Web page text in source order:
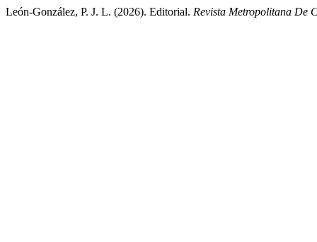
León-González, P. J. L. (2026). Editorial. Revista Metropolitana De